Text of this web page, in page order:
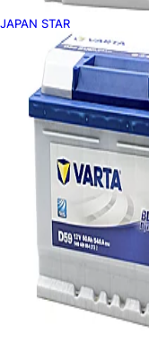
JAPAN STAR